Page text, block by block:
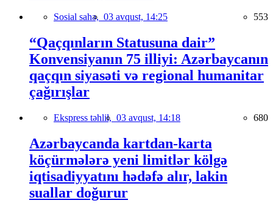
Sosial sahə, 03 avqust, 14:25 553
“Qaçqınların Statusuna dair”
Konvensiyanın 75 illiyi: Azərbaycanın
qaçqın siyasəti və regional humanitar
çağırışlar
Ekspress təhlil, 03 avqust, 14:18 680
Azərbaycanda kartdan-karta
köçürmələrə yeni limitlər kölgə
iqtisadiyyatını hədəfə alır, lakin
suallar doğurur